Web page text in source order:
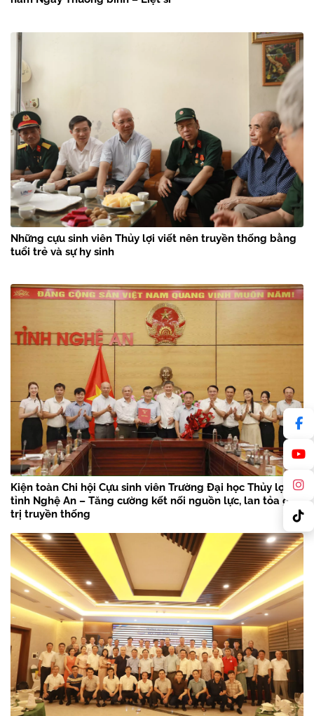
Những cựu sinh viên Thủy lợi viết nên truyền thống bằng
tuổi trẻ và sự hy sinh
Kiện toàn Chi hội Cựu sinh viên Trường Đại học Thủy lợi
tỉnh Nghệ An – Tăng cường kết nối nguồn lực, lan tỏa giá
trị truyền thống